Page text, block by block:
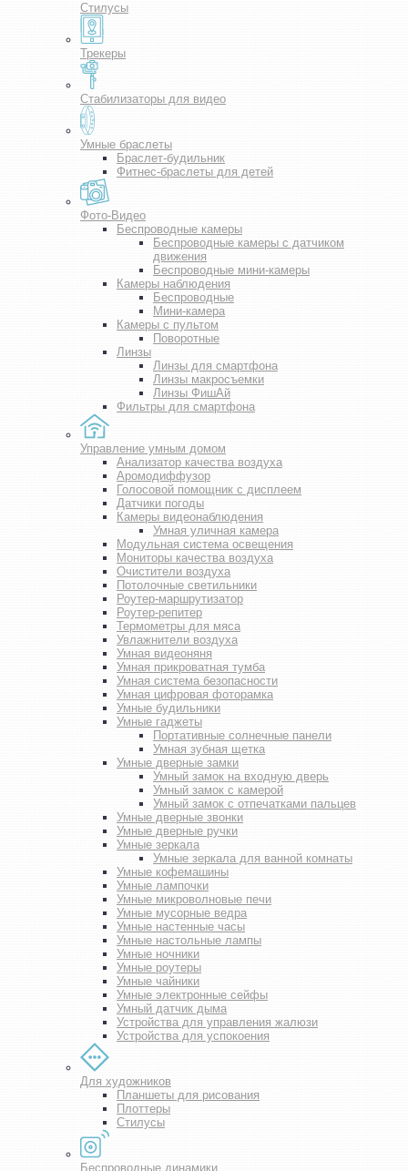
Стилусы
Трекеры
Стабилизаторы для видео
Умные браслеты
Браслет-будильник
Фитнес-браслеты для детей
Фото-Видео
Беспроводные камеры
Беспроводные камеры с датчиком
движения
Беспроводные мини-камеры
Камеры наблюдения
Беспроводные
Мини-камера
Камеры с пультом
Поворотные
Линзы
Линзы для смартфона
Линзы макросъемки
Линзы ФишАй
Фильтры для смартфона
Управление умным домом
Анализатор качества воздуха
Аромодиффузор
Голосовой помощник с дисплеем
Датчики погоды
Камеры видеонаблюдения
Умная уличная камера
Модульная система освещения
Мониторы качества воздуха
Очистители воздуха
Потолочные светильники
Роутер-маршрутизатор
Роутер-репитер
Термометры для мяса
Увлажнители воздуха
Умная видеоняня
Умная прикроватная тумба
Умная система безопасности
Умная цифровая фоторамка
Умные будильники
Умные гаджеты
Портативные солнечные панели
Умная зубная щетка
Умные дверные замки
Умный замок на входную дверь
Умный замок с камерой
Умный замок с отпечатками пальцев
Умные дверные звонки
Умные дверные ручки
Умные зеркала
Умные зеркала для ванной комнаты
Умные кофемашины
Умные лампочки
Умные микроволновые печи
Умные мусорные ведра
Умные настенные часы
Умные настольные лампы
Умные ночники
Умные роутеры
Умные чайники
Умные электронные сейфы
Умный датчик дыма
Устройства для управления жалюзи
Устройства для успокоения
Для художников
Планшеты для рисования
Плоттеры
Стилусы
Беспроводные динамики